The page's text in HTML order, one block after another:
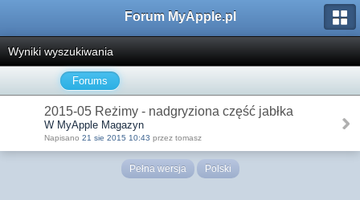
Forum MyApple.pl
Wyniki wyszukiwania
Forums
2015-05 Reżimy - nadgryziona część jabłka
W MyApple Magazyn
Napisano 21 sie 2015 10:43 przez tomasz
Pełna wersja Polski